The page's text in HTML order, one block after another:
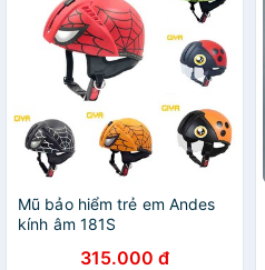
Mũ bảo hiểm trẻ em Andes
kính âm 181S
315.000 đ